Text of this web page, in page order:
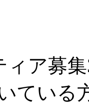
ィア募
ている